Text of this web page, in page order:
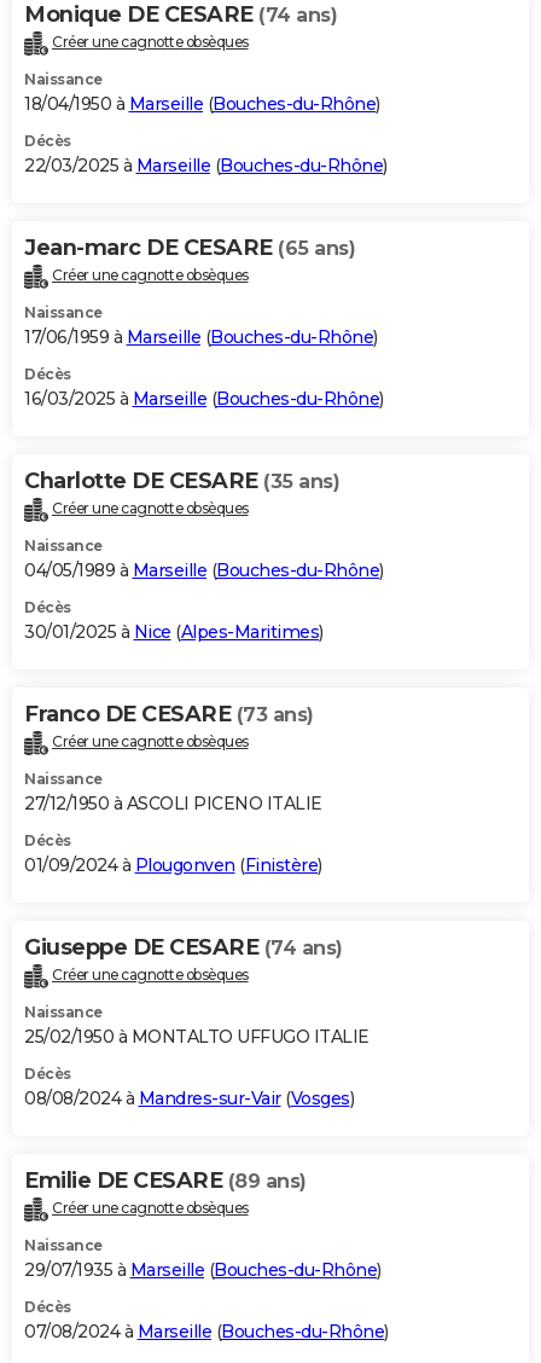
Monique DE CESARE (74 ans)
Créer une cagnotte obsèques
Naissance
18/04/1950 à Marseille (Bouches-du-Rhône)
Décès
22/03/2025 à Marseille (Bouches-du-Rhône)
Jean-marc DE CESARE (65 ans)
Créer une cagnotte obsèques
Naissance
17/06/1959 à Marseille (Bouches-du-Rhône)
Décès
16/03/2025 à Marseille (Bouches-du-Rhône)
Charlotte DE CESARE (35 ans)
Créer une cagnotte obsèques
Naissance
04/05/1989 à Marseille (Bouches-du-Rhône)
Décès
30/01/2025 à Nice (Alpes-Maritimes)
Franco DE CESARE (73 ans)
Créer une cagnotte obsèques
Naissance
27/12/1950 à ASCOLI PICENO ITALIE
Décès
01/09/2024 à Plougonven (Finistère)
Giuseppe DE CESARE (74 ans)
Créer une cagnotte obsèques
Naissance
25/02/1950 à MONTALTO UFFUGO ITALIE
Décès
08/08/2024 à Mandres-sur-Vair(Vosges)
Emilie DE CESARE (89 ans)
Créer une cagnotte obsèques
Naissance
29/07/1935 à Marseille (Bouches-du-Rhône)
Décès
07/08/2024 à Marseille (Bouches-du-Rhône)